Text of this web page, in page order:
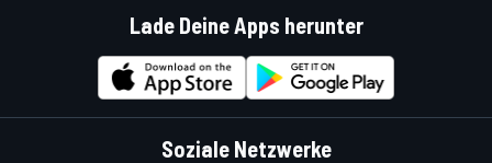
Lade Deine Apps herunter
Soziale Netzwerke